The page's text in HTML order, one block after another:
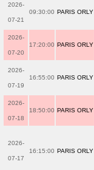
2026-
07-21
09:30:00 PARIS ORLY
2026-
07-20
17:20:00 PARIS ORLY
2026-
07-19
16:55:00 PARIS ORLY
2026-
07-18
18:50:00 PARIS ORLY
2026-
07-17
16:15:00 PARIS ORLY